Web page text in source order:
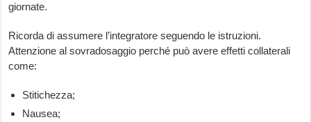
giornate.
Ricorda di assumere l’integratore seguendo le istruzioni.
Attenzione al sovradosaggio perché può avere effetti collaterali
come:
Stitichezza;
Nausea;